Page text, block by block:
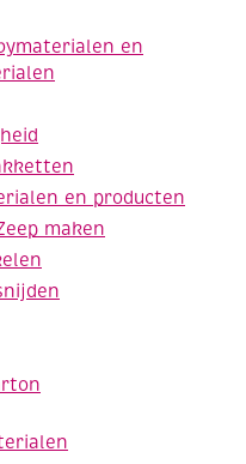
en
en producten
maken